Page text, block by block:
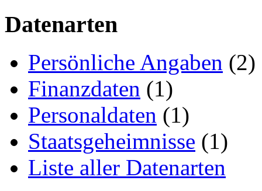
Datenarten
Persönliche Angaben (2)
Finanzdaten (1)
Personaldaten (1)
Staatsgeheimnisse (1)
Liste aller Datenarten